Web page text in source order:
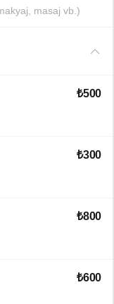
₺500
₺300
₺800
₺600